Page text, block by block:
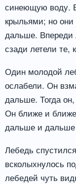
синеющую воду.
крыльями; но они
дальше. Впереди
сзади летели
Один молодой
ослабели. Он
дальше. Тогда
Он ближе и
дальше и дальше
Лебедь
всколыхнулось
лебедей чуть